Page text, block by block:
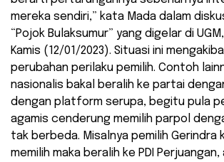
mereka sendiri,” kata Mada dalam
“Pojok Bulaksumur” yang digelar di
Kamis (12/01/2023). Situasi ini
perubahan perilaku pemilih. Contoh
nasionalis bakal beralih ke partai
dengan platform serupa, begitu pula
agamis cenderung memilih parpol
tak berbeda. Misalnya pemilih Gerindra
memilih maka beralih ke PDI